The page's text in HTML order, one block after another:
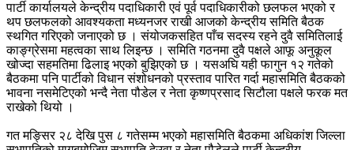
पार्टी कार्यालयले केन्द्रीय पदाधिकारी एवं पूर्व पदाधिकारीको छलफल भएको र
थप छलफलको आवश्यकता मध्यनजर राखी आजको केन्द्रीय समिति बैठक
स्थगित गरिएको जनाएको छ । संयोजकसहित पाँच सदस्य रहने दुवै समितिलाई
काङ्ग्रेसमा महत्वका साथ लिइन्छ । समिति गठनमा दुवै पक्षले आफू अनुकूल
खोज्दा सहमतिमा ढिलाइ भएको बुझिएको छ । यसअघि यही फागुन १२ गतेको
बैठकमा पनि पार्टीको विधान संशोधनको प्रस्ताव पारित गर्दा महासमिति बैठकको
भावना नसमेटिएको भन्दै नेता पौडेल र नेता कृष्णप्रसाद सिटौला पक्षले फरक मत
राखेको थियो ।
गत मङ्सिर २८ देखि पुस ८ गतेसम्म भएको महासमिति बैठकमा अधिकांश जिल्ला